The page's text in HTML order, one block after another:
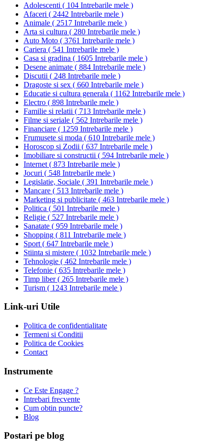
Adolescenti ( 104 Intrebarile mele )
Afaceri ( 2442 Intrebarile mele )
Animale ( 2517 Intrebarile mele )
Arta si cultura ( 280 Intrebarile mele )
Auto Moto ( 3761 Intrebarile mele )
Cariera ( 541 Intrebarile mele )
Casa si gradina ( 1605 Intrebarile mele )
Desene animate ( 884 Intrebarile mele )
Discutii ( 248 Intrebarile mele )
Dragoste si sex ( 660 Intrebarile mele )
Educatie si cultura generala ( 1162 Intrebarile mele )
Electro ( 898 Intrebarile mele )
Familie si relatii ( 713 Intrebarile mele )
Filme si seriale ( 562 Intrebarile mele )
Financiare ( 1259 Intrebarile mele )
Frumusete si moda ( 610 Intrebarile mele )
Horoscop si Zodii ( 637 Intrebarile mele )
Imobiliare si constructii ( 594 Intrebarile mele )
Internet ( 873 Intrebarile mele )
Jocuri ( 548 Intrebarile mele )
Legislatie, Sociale ( 391 Intrebarile mele )
Mancare ( 513 Intrebarile mele )
Marketing si publicitate ( 463 Intrebarile mele )
Politica ( 501 Intrebarile mele )
Religie ( 527 Intrebarile mele )
Sanatate ( 959 Intrebarile mele )
Shopping ( 811 Intrebarile mele )
Sport ( 647 Intrebarile mele )
Stiinta si mistere ( 1032 Intrebarile mele )
Tehnologie ( 462 Intrebarile mele )
Telefonie ( 635 Intrebarile mele )
Timp liber( 265 Intrebarile mele )
Turism ( 1243 Intrebarile mele )
Link-uri Utile
Politica de confidentialitate
Termeni si Conditii
Politica de Cookies
Contact
Instrumente
Ce Este Engage ?
Intrebari frecvente
Cum obtin puncte?
Blog
Postari pe blog